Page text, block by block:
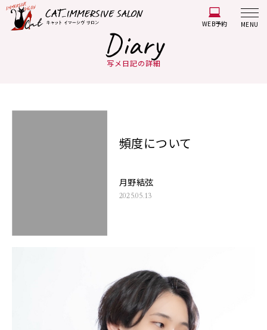
WEB予約 MENU
Diary
写メ日記の詳細
頻度について
月野結弦
2025.05.13